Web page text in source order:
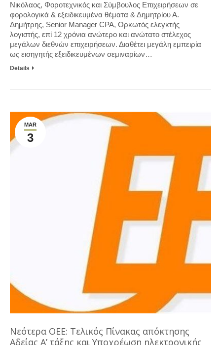
Νικόλαος, Φοροτεχνικός και Σύμβουλος Επιχειρήσεων σε
φορολογικά & εξειδικευμένα θέματα & Δημητρίου Α.
Δημήτρης, Senior Manager CPA, Ορκωτός ελεγκτής
λογιστής, επί 12 χρόνια ανώτερο και ανώτατο στέλεχος
μεγάλων διεθνών επιχειρήσεων. Διαθέτει μεγάλη εμπειρία
ως εισηγητής εξειδικευμένων σεμιναρίων…
Details
MAR
3
Νεότερα ΟΕΕ: Τελικός Πίνακας απόκτησης
Αδείας Α’ τάξης και Υποχρέωση ηλεκτρονικής